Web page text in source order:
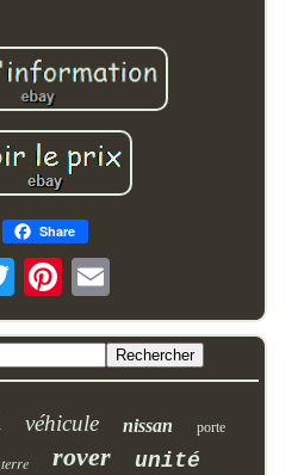
Share
véhicule nissan porte
terre rover unité